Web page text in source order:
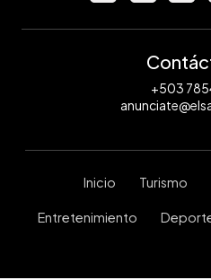
+503
Inicio Turismo
Entretenimiento